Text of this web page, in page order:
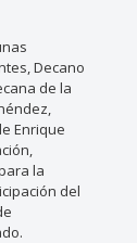
Decano
de la
Enrique
la
del